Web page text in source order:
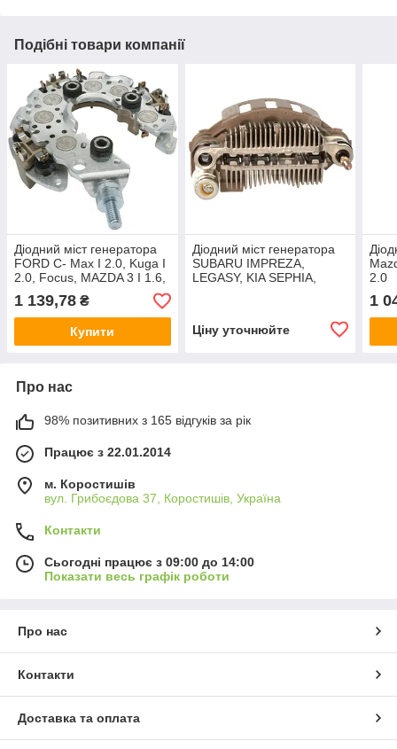
Подібні товари компанії
Діодний міст генератора
FORD C- Max I 2.0, Kuga I
2.0, Focus, MAZDA 3 I 1.6,
1 139,78 ₴
Купити
Діодний міст генератора
SUBARU IMPREZA,
LEGASY, KIA SEPHIA,
Ціну уточнюйте
2.0
1
Про нас
98% позитивних з 165 відгуків за рік
Працює з 22.01.2014
м. Коростишів
вул. Грибоєдова 37, Коростишів, Україна
Контакти
Сьогодні працює з 09:00 до 14:00
Показати весь графік роботи
Про нас
Контакти
Доставка та оплата